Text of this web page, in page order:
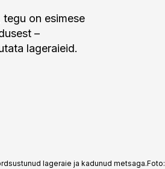
tegu on esimese
–
lageraieid.
lageraie ja kadunud metsaga.Foto: